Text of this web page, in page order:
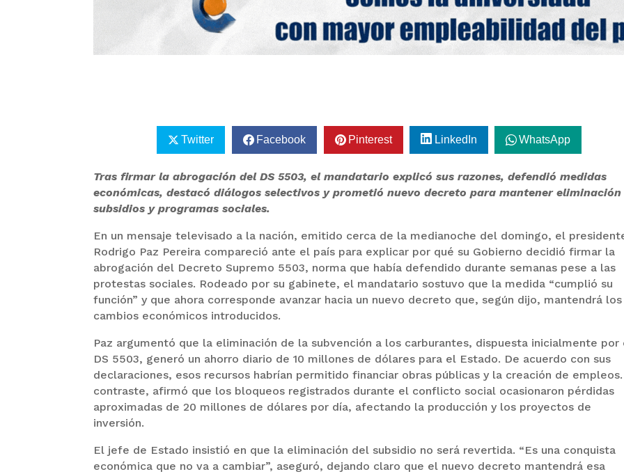
Twitter Facebook Pinterest LinkedIn WhatsApp
Tras firmar la abrogación del DS 5503, el mandatario explicó sus razones, defendió medidas
económicas, destacó diálogos selectivos y prometió nuevo decreto para mantener eliminación
subsidios y programas sociales.
En un mensaje televisado a la nación, emitido cerca de la medianoche del domingo, el
Rodrigo Paz Pereira compareció ante el país para explicar por qué su Gobierno decidió firmar la
abrogación del Decreto Supremo 5503, norma que había defendido durante semanas pese a las
protestas sociales. Rodeado por su gabinete, el mandatario sostuvo que la medida “cumplió su
función” y que ahora corresponde avanzar hacia un nuevo decreto que, según dijo, mantendrá los
cambios económicos introducidos.
Paz argumentó que la eliminación de la subvención a los carburantes, dispuesta inicialmente por
DS 5503, generó un ahorro diario de 10 millones de dólares para el Estado. De acuerdo con sus
declaraciones, esos recursos habrían permitido financiar obras públicas y la creación de
contraste, afirmó que los bloqueos registrados durante el conflicto social ocasionaron pérdidas
aproximadas de 20 millones de dólares por día, afectando la producción y los proyectos de
inversión.
El jefe de Estado insistió en que la eliminación del subsidio no será revertida. “Es una conquista
económica que no va a cambiar”, aseguró, dejando claro que el nuevo decreto mantendrá esa